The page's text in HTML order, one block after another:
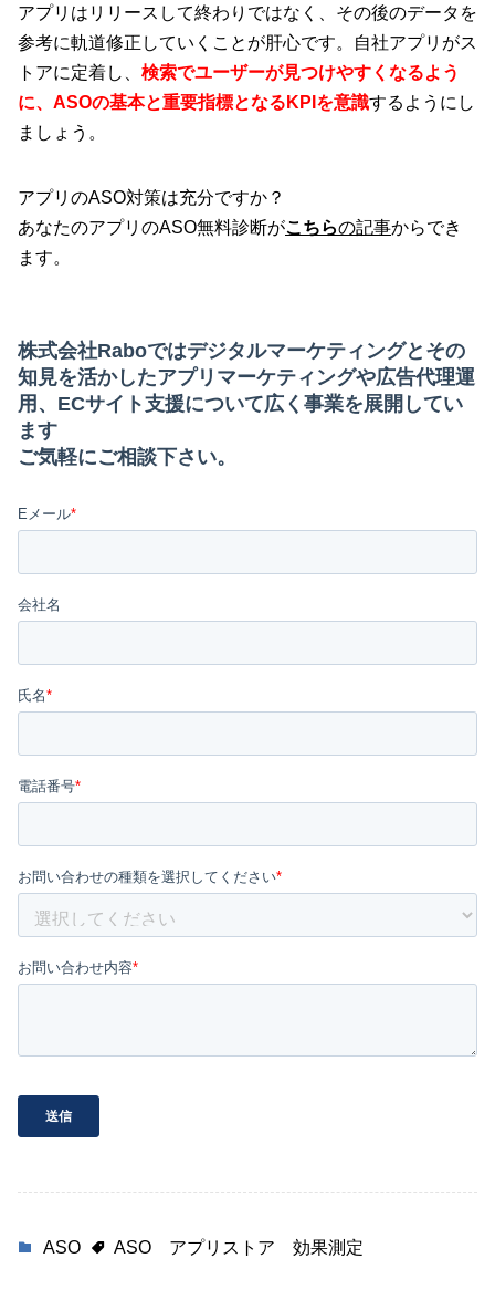
アプリはリリースして終わりではなく、その後のデータを
参考に軌道修正していくことが肝心です。自社アプリがス
トアに定着し、 検索でユーザーが見つけやすくなるよう
に、ASOの基本と重要指標となるKPIを意識するようにし
ましょう。
アプリのASO対策は充分ですか？
あなたのアプリのASO無料診断がこちらの記事からでき
ます。
ASO ASO アプリストア 効果測定